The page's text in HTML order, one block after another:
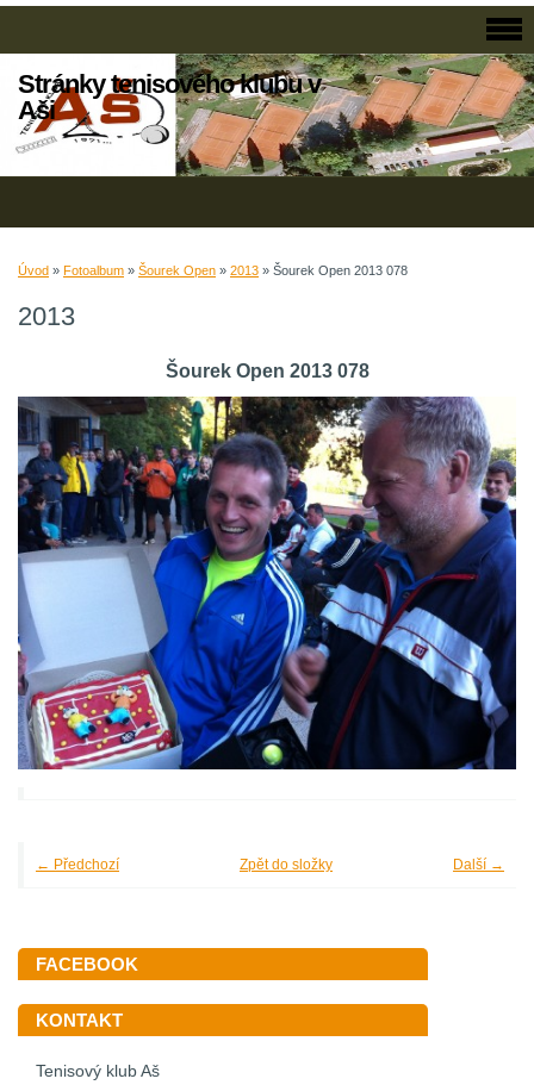
Stránky tenisového klubu v
Aši
Úvod » Fotoalbum » Šourek Open » 2013 » Šourek Open 2013 078
2013
Šourek Open 2013 078
← Předchozí Další →
Zpět do složky
FACEBOOK
KONTAKT
Tenisový klub Aš